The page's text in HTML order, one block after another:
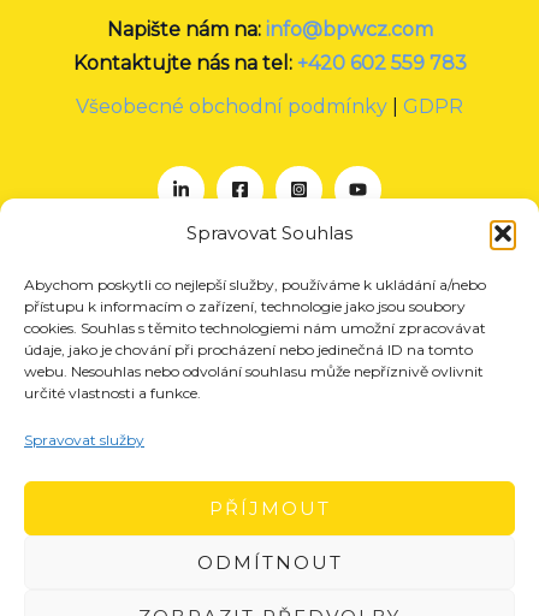
Spravovat Souhlas
Abychom poskytli co nejlepší služby, používáme k ukládání a/nebo
přístupu k informacím o zařízení, technologie jako jsou soubory
cookies. Souhlas s těmito technologiemi nám umožní zpracovávat
údaje, jako je chování při procházení nebo jedinečná ID na tomto
webu. Nesouhlas nebo odvolání souhlasu může nepříznivě ovlivnit
určité vlastnosti a funkce.
Spravovat služby
PŘÍJMOUT
ODMÍTNOUT
Napište nám na: info@bpwcz.com
Kontaktujte nás na tel: +420 602 559 783
Všeobecné obchodní podmínky
GDPR
O nás
Projekty
Členství
Kontakt